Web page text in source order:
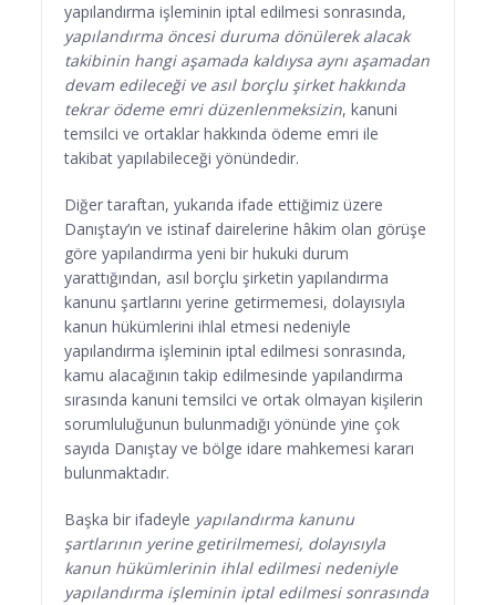
yapılandırma işleminin iptal edilmesi sonrasında,
yapılandırma öncesi duruma dönülerek alacak
takibinin hangi aşamada kaldıysa aynı aşamadan
devam edileceği ve asıl borçlu şirket hakkında
tekrar ödeme emri düzenlenmeksizin, kanuni
temsilci ve ortaklar hakkında ödeme emri ile
takibat yapılabileceği yönündedir.
Diğer taraftan, yukarıda ifade ettiğimiz üzere
Danıştay’ın ve istinaf dairelerine hâkim olan görüşe
göre yapılandırma yeni bir hukuki durum
yarattığından, asıl borçlu şirketin yapılandırma
kanunu şartlarını yerine getirmemesi, dolayısıyla
kanun hükümlerini ihlal etmesi nedeniyle
yapılandırma işleminin iptal edilmesi sonrasında,
kamu alacağının takip edilmesinde yapılandırma
sırasında kanuni temsilci ve ortak olmayan kişilerin
sorumluluğunun bulunmadığı yönünde yine çok
sayıda Danıştay ve bölge idare mahkemesi kararı
bulunmaktadır.
Başka bir ifadeyle yapılandırma kanunu
şartlarının yerine getirilmemesi, dolayısıyla
kanun hükümlerinin ihlal edilmesi nedeniyle
yapılandırma işleminin iptal edilmesi sonrasında